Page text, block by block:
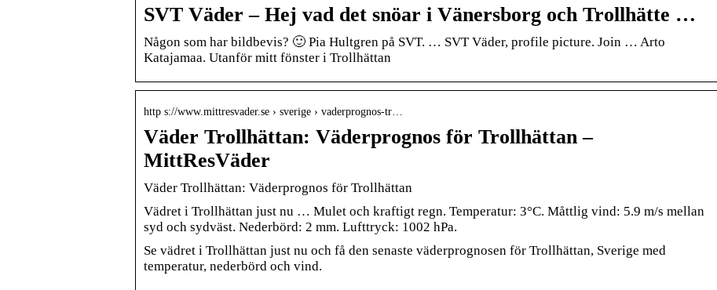
SVT Väder – Hej vad det snöar i Vänersborg och Trollhätte …
Någon som har bildbevis? 🙂 Pia Hultgren på SVT. … SVT Väder, profile picture. Join … Arto
Katajamaa. Utanför mitt fönster i Trollhättan
http s://www.mittresvader.se › sverige › vaderprognos-tr…
Väder Trollhättan: Väderprognos för Trollhättan –
MittResVäder
Väder Trollhättan: Väderprognos för Trollhättan
Vädret i Trollhättan just nu … Mulet och kraftigt regn. Temperatur: 3°C. Måttlig vind: 5.9 m/s mellan
syd och sydväst. Nederbörd: 2 mm. Lufttryck: 1002 hPa.
Se vädret i Trollhättan just nu och få den senaste väderprognosen för Trollhättan, Sverige med
temperatur, nederbörd och vind.